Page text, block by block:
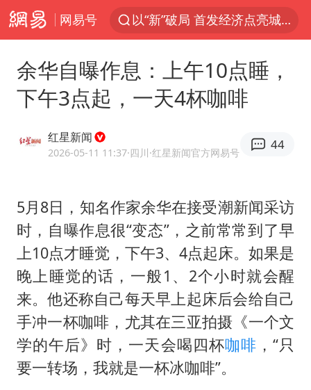
网易号
以“新”破局 首发经济点亮城市消费活力
47岁妈妈突然产女 26岁女儿：很震惊
我国编制完成新版全月地质图
对话重庆地铁吐血女孩
毛宁转发梯田音乐会视频海外网友赞叹
巡查组提问 工作人员偷用手机查答案
代人信访被判寻衅滋事案被告人获国赔
现代版摸金校尉落网查获400多枚古币
消费新图景｜多举措提升消费体验 释放夏日经济活力
余华自曝作息：上午10点睡，
下午3点起，一天4杯咖啡
红星新闻
2026-05-11 11:37·四川·红星新闻官方网易号
44
5月8日，知名作家余华在接受潮新闻采访
时，自曝作息很“变态”，之前常常到了早
上10点才睡觉，下午3、4点起床。如果是
晚上睡觉的话，一般1、2个小时就会醒
来。他还称自己每天早上起床后会给自己
手冲一杯咖啡，尤其在三亚拍摄《一个文
学的午后》时，一天会喝四杯咖啡 ，“只
要一转场，我就是一杯冰咖啡”。